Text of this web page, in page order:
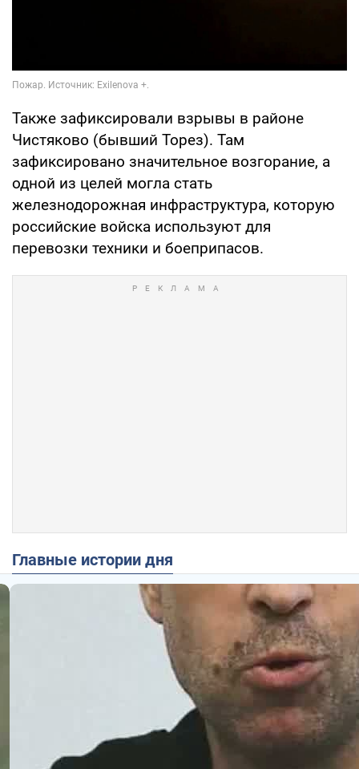
Также зафиксировали взрывы в районе
Чистяково (бывший Торез). Там
зафиксировано значительное возгорание, а
одной из целей могла стать
железнодорожная инфраструктура, которую
российские войска используют для
перевозки техники и боеприпасов.
Главные истории дня